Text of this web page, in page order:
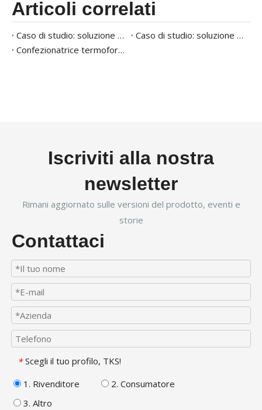
Articoli correlati
Caso di studio: soluzione di confezionamento ad alta efficienza per prodotti ittici congelati
Caso di studio: soluzione di confezionamento della carne ad alta efficienza
Confezionatrice termoformatrice per piatti pronti: un caso di studio completo
Iscriviti alla nostra
newsletter
Rimani aggiornato sulle versioni del prodotto, eventi e
storie
Contattaci
* Scegli il tuo profilo, TKS!
1. Rivenditore
2. Consumatore
3. Altro